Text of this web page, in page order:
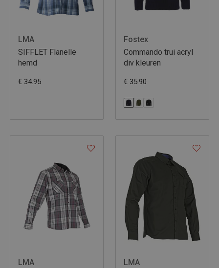
LMA
SIFFLET Flanelle
hemd
€ 34.95
Fostex
Commando trui acryl
div kleuren
€ 35.90
LMA
LMA